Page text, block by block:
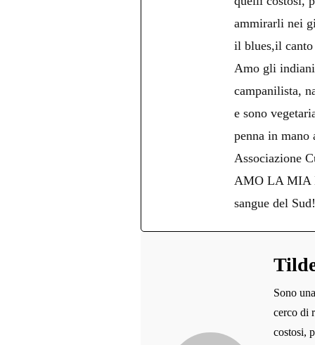
ammirarli nei
il blues,il canto
Amo gli
campanilista,
e sono
penna in
Associazione
AMO LA MIA
sangue del Sud!
Sono
cerco di
costosi,